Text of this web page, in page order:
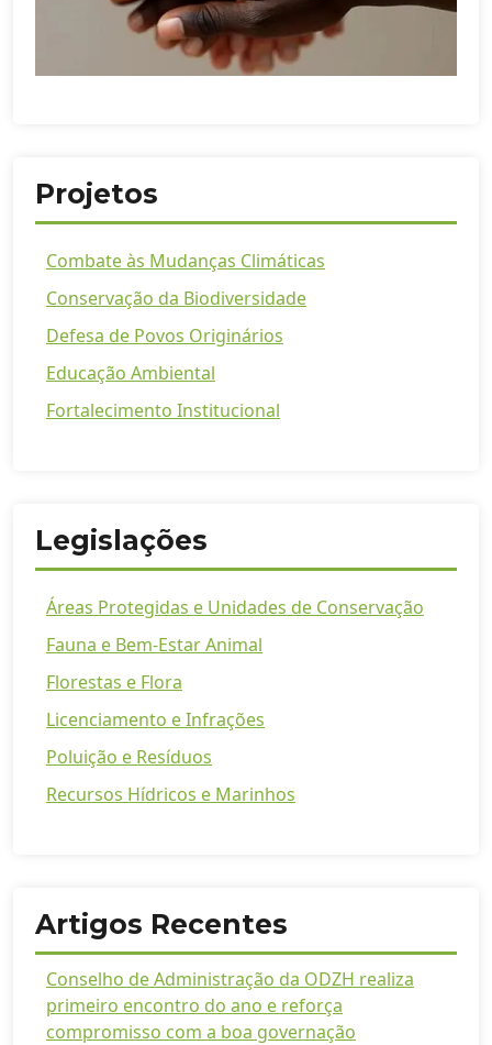
Projetos
Combate às Mudanças Climáticas
Conservação da Biodiversidade
Defesa de Povos Originários
Educação Ambiental
Fortalecimento Institucional
Legislações
Áreas Protegidas e Unidades de Conservação
Fauna e Bem-Estar Animal
Florestas e Flora
Licenciamento e Infrações
Poluição e Resíduos
Recursos Hídricos e Marinhos
Artigos Recentes
Conselho de Administração da ODZH realiza
primeiro encontro do ano e reforça
compromisso com a boa governação